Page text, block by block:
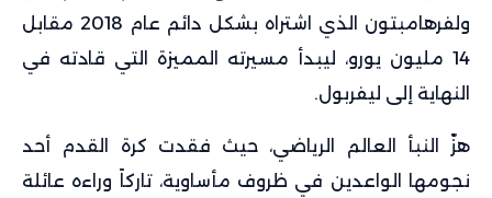
ولفرهامبتون الذي اشتراه بشكل دائم عام 2018 مقابل
14 مليون يورو، ليبدأ مسيرته المميزة التي قادته في
النهاية إلى ليفربول.
هزّ النبأ العالم الرياضي، حيث فقدت كرة القدم أحد
نجومها الواعدين في ظروف مأساوية، تاركاً وراءه عائلة